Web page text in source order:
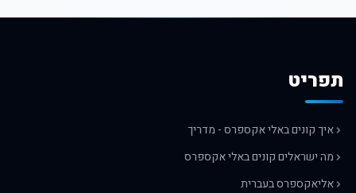
תפריט
איך קונים באלי אקספרס - מדריך
מה ישראלים קונים באלי אקספרס
אליאקספרס בעברית